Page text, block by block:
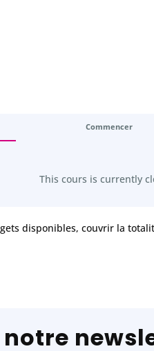
Commencer
This cours is currently
disponibles, couvrir la
notre